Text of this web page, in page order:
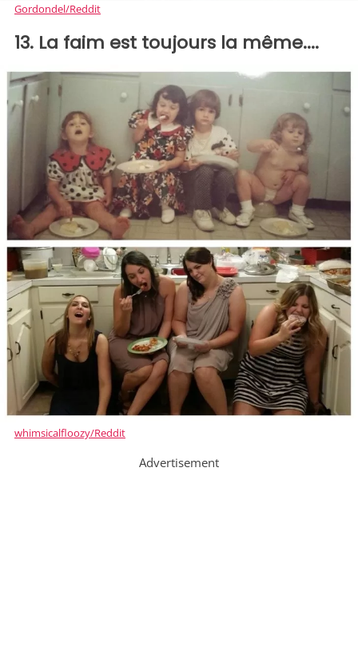
Gordondel/Reddit
13. La faim est toujours la même....
whimsicalfloozy/Reddit
Advertisement